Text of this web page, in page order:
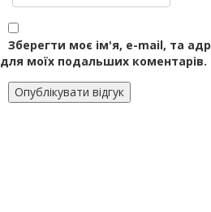
Зберегти моє ім'я, e-mail, та
для моїх подальших коментарів.